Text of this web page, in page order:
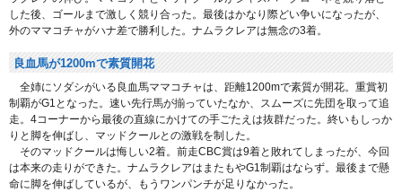
した後、ゴールまで激しく競り合った。最後はかなり際どい争いになったが、
外のママコチャがハナ差で勝利した。ナムラクレアは無念の3着。
良血馬が1200mで素質開花
全姉にソダシがいる良血馬ママコチャは、距離1200mで素質が開花。重賞初
制覇がG1となった。速い先行馬が揃っていたなか、スムーズに先団を取って追
走。4コーナーから最後の直線にかけての手ごたえは抜群だった。終いもしっか
りと脚を伸ばし、マッドクールとの激戦を制した。
そのマッドクールは悔しい2着。前走CBC賞は9着と敗れてしまったが、今回
は本来の走りができた。ナムラクレアはまたもやG1制覇はならず。最後まで懸
命に脚を伸ばしているが、もうワンパンチが足りなかった。